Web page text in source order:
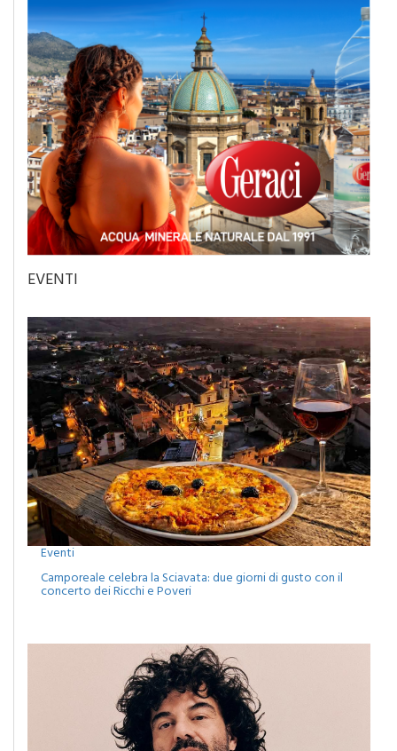
EVENTI
Eventi
Camporeale celebra la Sciavata: due giorni di gusto con il
concerto dei Ricchi e Poveri